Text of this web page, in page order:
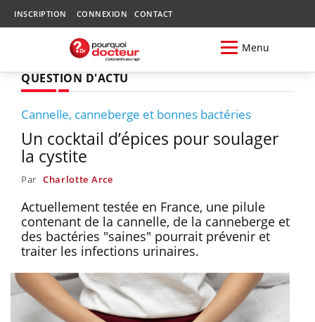
INSCRIPTION CONNEXION CONTACT
Menu
QUESTION D'ACTU
Cannelle, canneberge et bonnes bactéries
Un cocktail d’épices pour soulager
la cystite
Par Charlotte Arce
Actuellement testée en France, une pilule
contenant de la cannelle, de la canneberge et
des bactéries "saines" pourrait prévenir et
traiter les infections urinaires.